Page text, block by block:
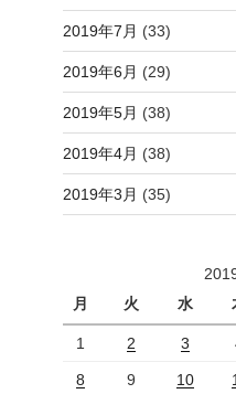
2019年7月 (33)
2019年6月 (29)
2019年5月 (38)
2019年4月 (38)
2019年3月 (35)
月
火 水
1 2 3
8 9 10